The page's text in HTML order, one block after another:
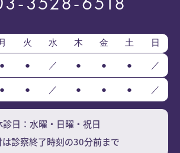
月 火 水 木 金 土 日
● ● ／ ● ● ● ／
● ● ／ ● ● ● ／
診日：水曜・日曜・祝日
診察終了時刻の30分前まで